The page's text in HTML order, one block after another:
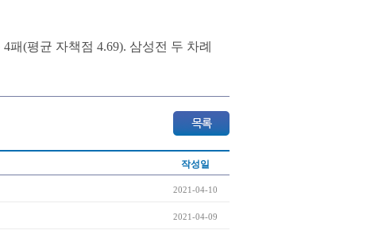
(평균 자책점 4.69). 삼성전 두 차례
작성일
2021-04-10
2021-04-09